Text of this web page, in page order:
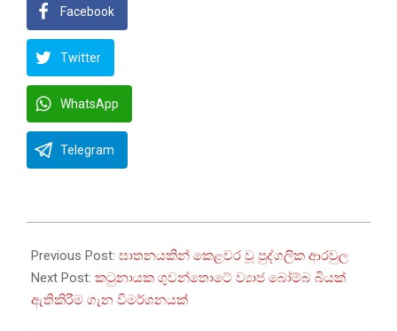
Facebook
Twitter
WhatsApp
Telegram
12-
28
Previous Post: ඝාතනයකින් කෙළවර වූ පුද්ගලික ආරවුල
Next Post: කටුනායක ගුවන්තොටේ ව්‍යාජ බෝම්බ බියක්
ඇතිකිරීම ගැන විමර්ශනයක්